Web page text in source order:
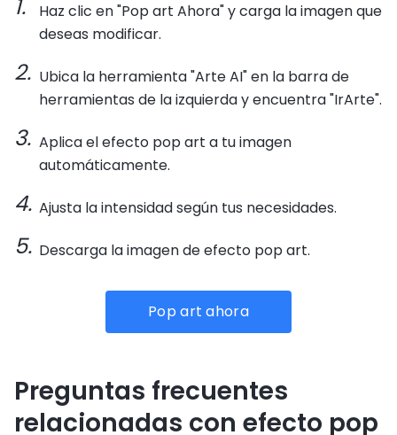
Haz clic en "Pop art Ahora" y carga la imagen que
deseas modificar.
Ubica la herramienta "Arte AI" en la barra de
herramientas de la izquierda y encuentra "IrArte".
Aplica el efecto pop art a tu imagen
automáticamente.
Ajusta la intensidad según tus necesidades.
Descarga la imagen de efecto pop art.
Pop art ahora
Preguntas frecuentes
relacionadas con efecto pop